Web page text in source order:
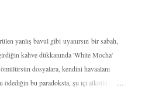
yanlış bavul gibi uyanırsın bir sabah,
kahve dükkanında 'White Mocha'
dosyalara, kendini havaalanı
bu paradoksta, şu içi alkollü dışı